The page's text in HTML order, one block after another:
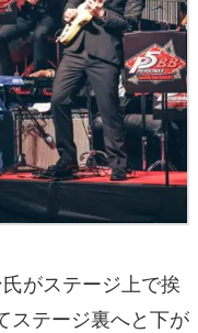
がステージ上で挨
ステージ裏へと下が